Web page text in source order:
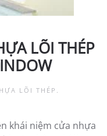
LÕI THÉP
LÕI THÉP
khái niệm cửa nhựa